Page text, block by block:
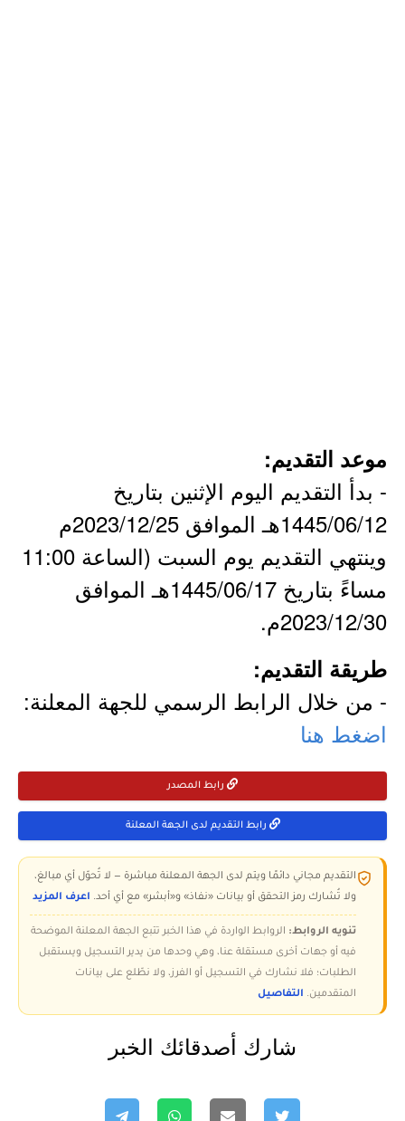
موعد التقديم:
- بدأ التقديم اليوم الإثنين بتاريخ
1445/06/12هـ الموافق 2023/12/25م
وينتهي التقديم يوم السبت (الساعة 11:00
مساءً بتاريخ 1445/06/17هـ الموافق
2023/12/30م.
طريقة التقديم:
- من خلال الرابط الرسمي للجهة المعلنة:
اضغط هنا
رابط المصدر
رابط التقديم لدى الجهة المعلنة
التقديم مجاني دائمًا ويتم لدى الجهة المعلنة مباشرة — لا تُحوّل أي مبالغ،
ولا تُشارك رمز التحقق أو بيانات «نفاذ» و«أبشر» مع أي أحد. اعرف المزيد
تنويه الروابط: الروابط الواردة في هذا الخبر تتبع الجهة المعلنة الموضحة
فيه أو جهات أخرى مستقلة عنا، وهي وحدها من يدير التسجيل ويستقبل
الطلبات؛ فلا نشارك في التسجيل أو الفرز، ولا نطّلع على بيانات
المتقدمين. التفاصيل
شارك أصدقائك الخبر